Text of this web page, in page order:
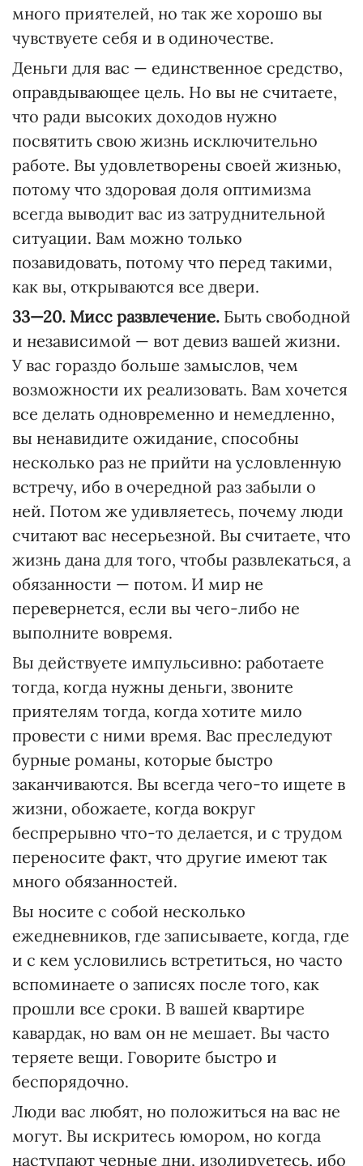
много приятелей, но так же хорошо вы
чувствуете себя и в одиночестве.
Деньги для вас — единственное средство,
оправдывающее цель. Но вы не считаете,
что ради высоких доходов нужно
посвятить свою жизнь исключительно
работе. Вы удовлетворены своей жизнью,
потому что здоровая доля оптимизма
всегда выводит вас из затруднительной
ситуации. Вам можно только
позавидовать, потому что перед такими,
как вы, открываются все двери.
33—20. Мисс развлечение. Быть свободной
и независимой — вот девиз вашей жизни.
У вас гораздо больше замыслов, чем
возможности их реализовать. Вам хочется
все делать одновременно и немедленно,
вы ненавидите ожидание, способны
несколько раз не прийти на условленную
встречу, ибо в очередной раз забыли о
ней. Потом же удивляетесь, почему люди
считают вас несерьезной. Вы считаете, что
жизнь дана для того, чтобы развлекаться, а
обязанности — потом. И мир не
перевернется, если вы чего-либо не
выполните вовремя.
Вы действуете импульсивно: работаете
тогда, когда нужны деньги, звоните
приятелям тогда, когда хотите мило
провести с ними время. Вас преследуют
бурные романы, которые быстро
заканчиваются. Вы всегда чего-то ищете в
жизни, обожаете, когда вокруг
беспрерывно что-то делается, и с трудом
переносите факт, что другие имеют так
много обязанностей.
Вы носите с собой несколько
ежедневников, где записываете, когда, где
и с кем условились встретиться, но часто
вспоминаете о записях после того, как
прошли все сроки. В вашей квартире
кавардак, но вам он не мешает. Вы часто
теряете вещи. Говорите быстро и
беспорядочно.
Люди вас любят, но положиться на вас не
могут. Вы искритесь юмором, но когда
наступают черные дни, изолируетесь, ибо